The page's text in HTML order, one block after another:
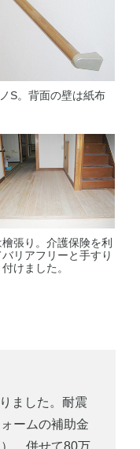
S。背面の壁は紙布
檜張り。介護保険を利
バリアフリーと手すり
けました。
ました。耐震
ームの補助金
。併せて80万